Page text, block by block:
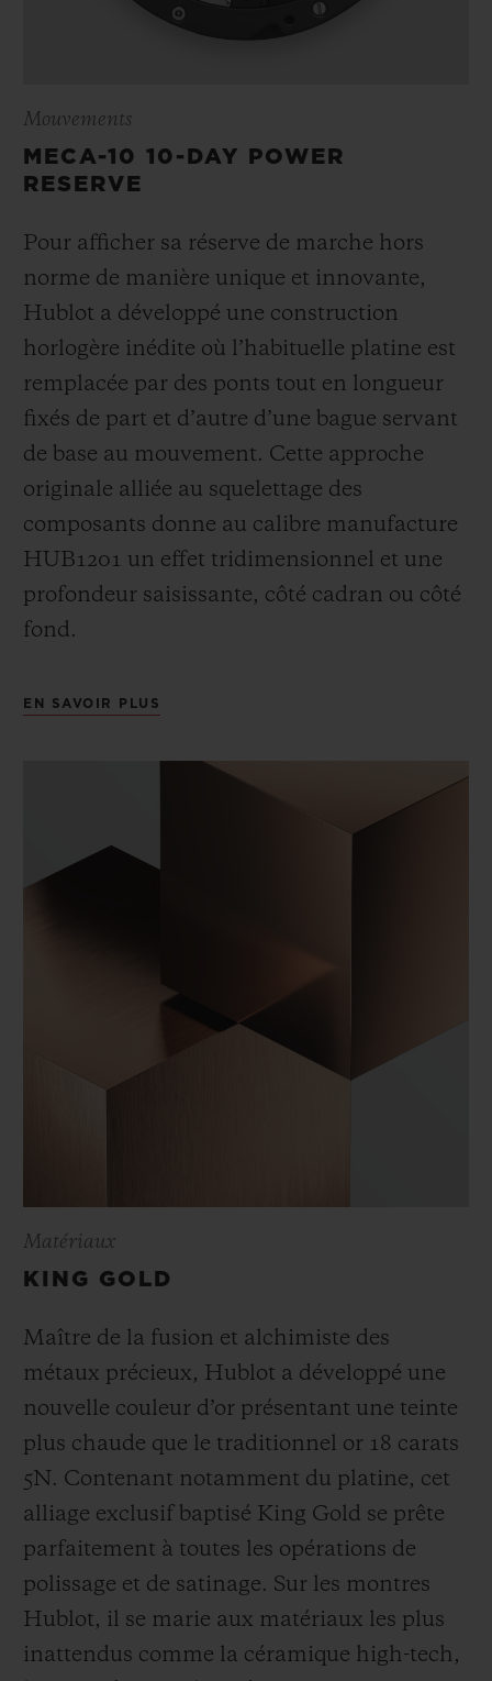
Mouvements
MECA-10 10-DAY POWER
RESERVE
Pour afficher sa réserve de marche hors
norme de manière unique et innovante,
Hublot a développé une construction
horlogère inédite où l’habituelle platine est
remplacée par des ponts tout en longueur
fixés de part et d’autre d’une bague servant
de base au mouvement. Cette approche
originale alliée au squelettage des
composants donne au calibre manufacture
HUB1201 un effet tridimensionnel et une
profondeur saisissante, côté cadran ou côté
fond.
EN SAVOIR PLUS
Matériaux
KING GOLD
Maître de la fusion et alchimiste des
métaux précieux, Hublot a développé une
nouvelle couleur d’or présentant une teinte
plus chaude que le traditionnel or 18 carats
5N. Contenant notamment du platine, cet
alliage exclusif baptisé King Gold se prête
parfaitement à toutes les opérations de
polissage et de satinage. Sur les montres
Hublot, il se marie aux matériaux les plus
inattendus comme la céramique high-tech,